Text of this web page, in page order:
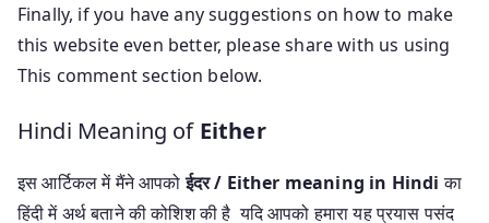
Finally, if you have any suggestions on how to make
this website even better, please share with us using
This comment section below.
Hindi Meaning of Either
इस आर्टिकल में मैंने आपकोईदर / Either meaning in Hindiका
हिंदी में अर्थ बताने की कोशिश की है यदि आपको हमारा यह प्रयास पसंद